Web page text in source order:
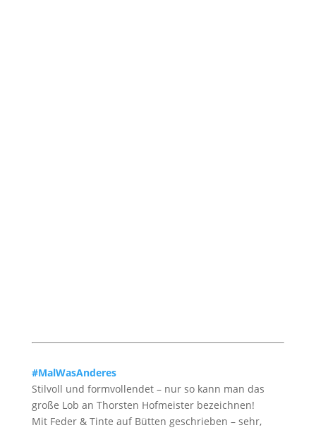
#MalWasAnderes
Stilvoll und formvollendet – nur so kann man das
große Lob an Thorsten Hofmeister bezeichnen!
Mit Feder & Tinte auf Bütten geschrieben – sehr,